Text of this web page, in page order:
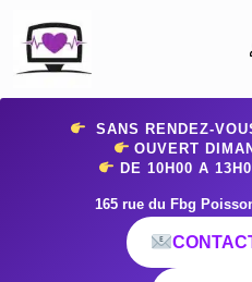
SANS RENDEZ-
OUVERT
DE 10H00 A
165 rue du Fbg